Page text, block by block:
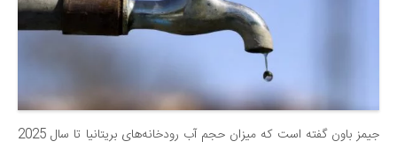
جیمز باون گفته است که میزان حجم آب رودخانه‌های بریتانیا تا سال 2025